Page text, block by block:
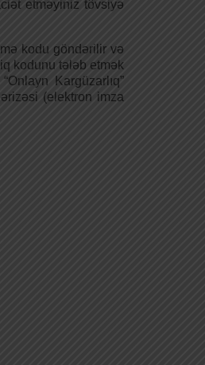
etməyiniz tövsiyə
kodu göndərilir və
kodunu tələb etmək
Kargüzarlıq”
(elektron imza